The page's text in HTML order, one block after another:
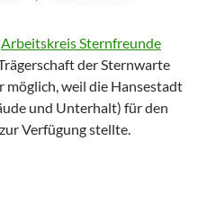
Arbeitskreis Sternfreunde
der Sternwarte
möglich, weil die Hansestadt
und Unterhalt) für den
Verfügung stellte.